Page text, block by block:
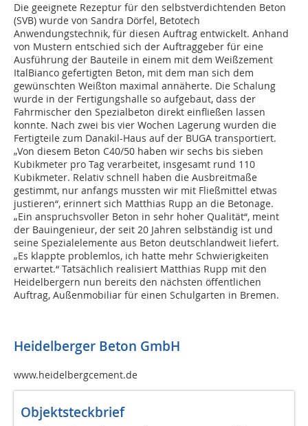
Die geeignete Rezeptur für den selbstverdichtenden Beton
(SVB) wurde von Sandra Dörfel, Betotech
Anwendungstechnik, für diesen Auftrag entwickelt. Anhand
von Mustern entschied sich der Auftraggeber für eine
Ausführung der Bauteile in einem mit dem Weißzement
ItalBianco gefertigten Beton, mit dem man sich dem
gewünschten Weißton maximal annäherte. Die Schalung
wurde in der Fertigungshalle so aufgebaut, dass der
Fahrmischer den Spezialbeton direkt einfließen lassen
konnte. Nach zwei bis vier Wochen Lagerung wurden die
Fertigteile zum Danakil-Haus auf der BUGA transportiert.
„Von diesem Beton C40/50 haben wir sechs bis sieben
Kubikmeter pro Tag verarbeitet, insgesamt rund 110
Kubikmeter. Relativ schnell haben die Ausbreitmaße
gestimmt, nur anfangs mussten wir mit Fließmittel etwas
justieren“, erinnert sich Matthias Rupp an die Betonage.
„Ein anspruchsvoller Beton in sehr hoher Qualität“, meint
der Bauingenieur, der seit 20 Jahren selbständig ist und
seine Spezialelemente aus Beton deutschlandweit liefert.
„Es klappte problemlos, ich hatte mehr Schwierigkeiten
erwartet.“ Tatsächlich realisiert Matthias Rupp mit den
Heidelbergern nun bereits den nächsten öffentlichen
Auftrag, Außenmobiliar für einen Schulgarten in Bremen.
Heidelberger Beton GmbH
www.heidelbergcement.de
Objektsteckbrief